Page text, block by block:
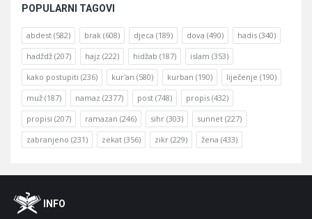
POPULARNI TAGOVI
abdest (582) brak (608) djeca (189) dova (490) hadis (340)
hadždž (207) hajz (222) hidžab (187) islam (353)
kako postupiti (236) kur'an (580) kurban (190) liječenje (190)
muž (187) namaz (2377) post (748) propis (432)
propisi (207) ramazan (246) sihr (303) sunnet (227)
zabranjeno (231) zekat (356) zikr (229) žena (433)
FooterOINFO